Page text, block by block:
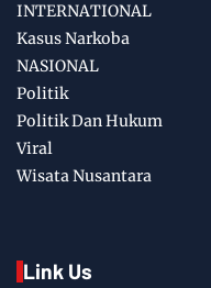
INTERNATIONAL
Kasus Narkoba
NASIONAL
Politik
Politik Dan Hukum
Viral
Wisata Nusantara
Link Us